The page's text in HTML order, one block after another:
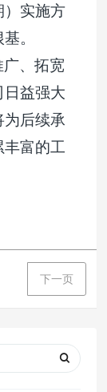
）实施方
。
、拓宽
日益强大
为后续承
丰富的工
下一页